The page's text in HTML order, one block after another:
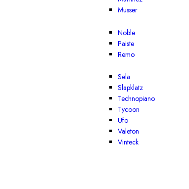
Musser
Noble
Paiste
Remo
Sela
Slapklatz
Technopiano
Tycoon
Ufo
Valeton
Vinteck